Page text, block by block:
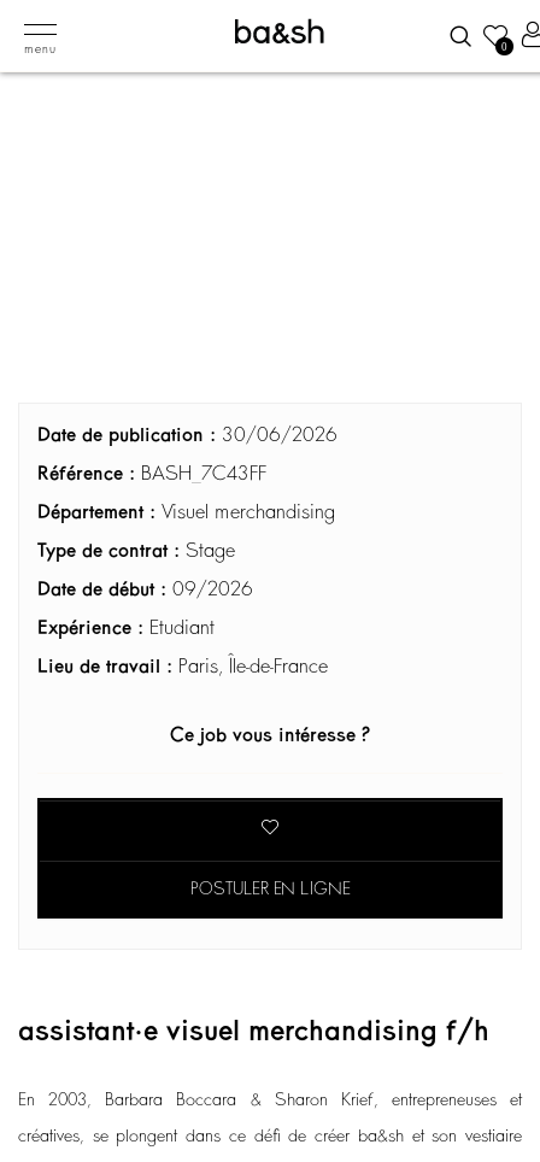
menu 0
Date de publication : 30/06/2026
Référence : BASH_7C43FF
Département : Visuel merchandising
Type de contrat : Stage
Date de début : 09/2026
Expérience : Etudiant
Lieu de travail : Paris, Île-de-France
Ce job vous intéresse ?
POSTULER EN LIGNE
assistant·e visuel merchandising f/h
En 2003, Barbara Boccara & Sharon Krief, entrepreneuses et
créatives, se plongent dans ce défi de créer ba&sh et son vestiaire